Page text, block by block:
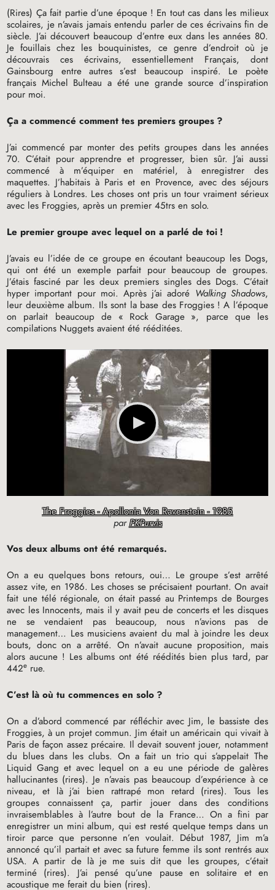
(Rires) Ça fait partie d’une époque ! En tout cas dans les milieux
scolaires, je n’avais jamais entendu parler de ces écrivains fin de
siècle. J’ai découvert beaucoup d’entre eux dans les années 80.
Je fouillais chez les bouquinistes, ce genre d’endroit où je
découvrais ces écrivains, essentiellement Français, dont
Gainsbourg entre autres s’est beaucoup inspiré. Le poète
français Michel Bulteau a été une grande source d’inspiration
pour moi.
Ça a commencé comment tes premiers groupes ?
J’ai commencé par monter des petits groupes dans les années
70. C’était pour apprendre et progresser, bien sûr. J’ai aussi
commencé à m’équiper en matériel, à enregistrer des
maquettes. J’habitais à Paris et en Provence, avec des séjours
réguliers à Londres. Les choses ont pris un tour vraiment sérieux
avec les Froggies, après un premier 45trs en solo.
Le premier groupe avec lequel on a parlé de toi !
J’avais eu l’idée de ce groupe en écoutant beaucoup les Dogs,
qui ont été un exemple parfait pour beaucoup de groupes.
J’étais fasciné par les deux premiers singles des Dogs. C’était
hyper important pour moi. Après j’ai adoré Walking Shadows,
leur deuxième album. Ils sont la base des Froggies ! A l’époque
on parlait beaucoup de « Rock Garage », parce que les
compilations Nuggets avaient été rééditées.
The Froggies - Apollonia Von Ravenstein - 1985
parPKPurvis
Vos deux albums ont été remarqués.
On a eu quelques bons retours, oui… Le groupe s’est arrêté
assez vite, en 1986. Les choses se précisaient pourtant. On avait
fait une télé régionale, on était passé au Printemps de Bourges
avec les Innocents, mais il y avait peu de concerts et les disques
ne se vendaient pas beaucoup, nous n’avions pas de
management… Les musiciens avaient du mal à joindre les deux
bouts, donc on a arrêté. On n’avait aucune proposition, mais
alors aucune ! Les albums ont été réédités bien plus tard, par
442e rue.
C’est là où tu commences en solo ?
On a d’abord commencé par réfléchir avec Jim, le bassiste des
Froggies, à un projet commun. Jim était un américain qui vivait à
Paris de façon assez précaire. Il devait souvent jouer, notamment
du blues dans les clubs. On a fait un trio qui s’appelait The
Liquid Gang et avec lequel on a eu une période de galères
hallucinantes (rires). Je n’avais pas beaucoup d’expérience à ce
niveau, et là j’ai bien rattrapé mon retard (rires). Tous les
groupes connaissent ça, partir jouer dans des conditions
invraisemblables à l’autre bout de la France… On a fini par
enregistrer un mini album, qui est resté quelque temps dans un
tiroir parce que personne n’en voulait. Début 1987, Jim m’a
annoncé qu’il partait et avec sa future femme ils sont rentrés aux
USA. A partir de là je me suis dit que les groupes, c’était
terminé (rires). J’ai pensé qu’une pause en solitaire et en
acoustique me ferait du bien (rires).